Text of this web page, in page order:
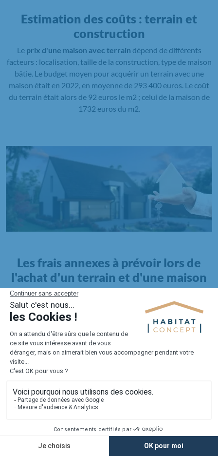
Estimation des coûts : terrain et
construction
Le prix d'une maison avec terrain dépend de différents
facteurs : localisation, taille de la construction, type de maison
bâtie. Le budget moyen pour acquérir un terrain avec une
maison était en 2022, en moyenne de 293 400 euros. Le coût
du terrain était alors de 92 euros le m2 ; celui de la maison de
1732 euros du m2.
Les frais annexes à prévoir lors de
l'achat d'un terrain et d'une maison
Il faut également intégrer à votre budget, les
pour la maison. Outre l'achat du terrain et la construction, il
faut prendre en compte la viabilisation si elle n'est pas
proposée par le constructeur. Les frais de raccordements et les
taxes éventuelles coûtent entre 5 000 et 15 000 euros selon la
localisation du terrain et son accès.
Quant auxfrais de notaire
Lorsque vous vous tournez vers une maison existante, il sera
nécessaire de faire des travaux de rénovation. Ceux-ci sont
souvent coûteux et doivent être ajoutés au prix de l'achat